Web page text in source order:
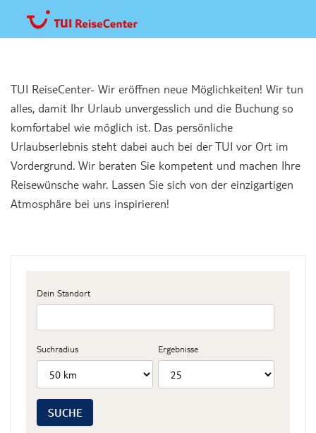
TUI ReiseCenter- Wir eröffnen neue Möglichkeiten! Wir tun
alles, damit Ihr Urlaub unvergesslich und die Buchung so
komfortabel wie möglich ist. Das persönliche
Urlaubserlebnis steht dabei auch bei der TUI vor Ort im
Vordergrund. Wir beraten Sie kompetent und machen Ihre
Reisewünsche wahr. Lassen Sie sich von der einzigartigen
Atmosphäre bei uns inspirieren!
Dein Standort
Suchradius Ergebnisse